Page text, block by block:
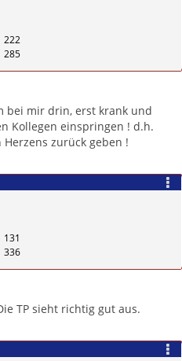
222
285
bei mir drin, erst krank und
Kollegen einspringen ! d.h.
zurück geben !
Zitieren
131
336
TP sieht richtig gut aus.Zitieren